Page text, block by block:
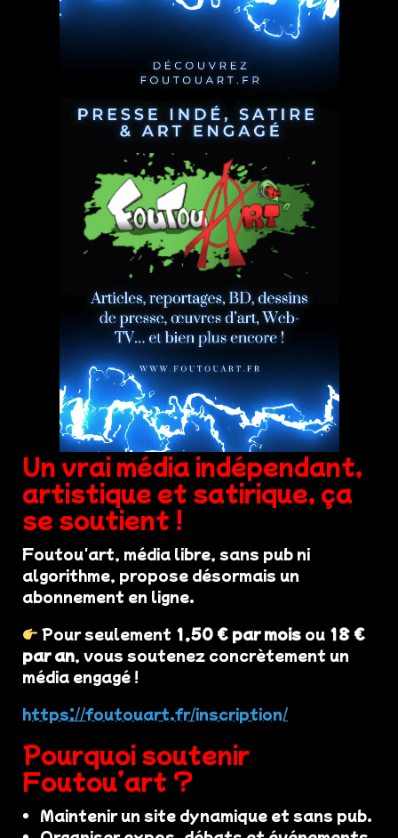
Un vrai média indépendant,
artistique et satirique, ça
se soutient !
Foutou'art, média libre, sans pub ni
algorithme, propose désormais un
abonnement en ligne.
Pour seulement 1,50 € par mois ou 18 €
par an, vous soutenez concrètement un
média engagé !
https://foutouart.fr/inscription/
Pourquoi soutenir
Foutou’art ?
Maintenir un site dynamique et sans pub.